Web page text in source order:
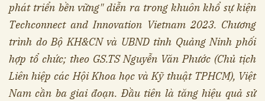
phát triển bền vững" diễn ra trong khuôn khổ sự kiện
Techconnect and Innovation Vietnam 2023. Chương
trình do Bộ KH&CN và UBND tỉnh Quảng Ninh phối
hợp tổ chức; theo GS.TS Nguyễn Văn Phước (Chủ tịch
Liên hiệp các Hội Khoa học và Kỹ thuật TPHCM), Việt
Nam cần ba giai đoạn. Đầu tiên là tăng hiệu quả sử